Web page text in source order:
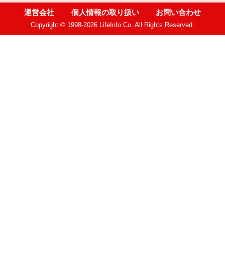
運営会社 個人情報の取り扱い お問い合わせ
Copyright © 1998-2026 LifeInfo Co. All Rights Reserved.